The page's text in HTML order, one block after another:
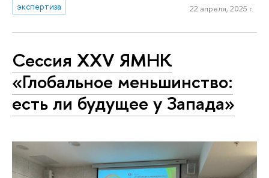
экспертиза
22 апреля, 2025 г.
Сессия XXV ЯМНК
«Глобальное меньшинство:
есть ли будущее у Запада»